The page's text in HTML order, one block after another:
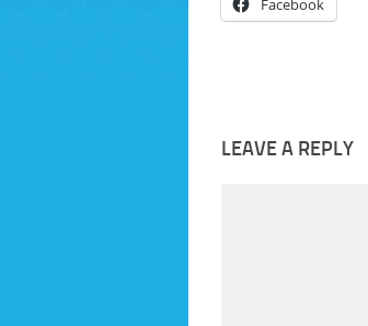
Facebook
LEAVE A REPLY